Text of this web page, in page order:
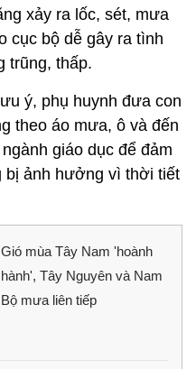
xảy ra lốc, sét, mưa
cục bộ dễ gây ra tình
trũng, thấp.
ý, phụ huynh đưa con
theo áo mưa, ô và đến
giáo dục để đảm
bị ảnh hưởng vì thời tiết
Gió mùa Tây Nam 'hoành
hành', Tây Nguyên và Nam
Bộ mưa liên tiếp